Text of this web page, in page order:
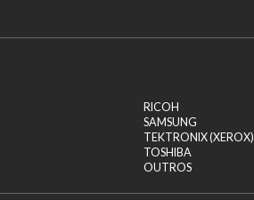
RICOH
SAMSUNG
TEKTRONIX (XEROX)
TOSHIBA
OUTROS